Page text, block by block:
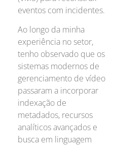
eventos com incidentes.
Ao longo da minha
experiência no setor,
tenho observado que os
sistemas modernos de
gerenciamento de vídeo
passaram a incorporar
indexação de
metadados, recursos
analíticos avançados e
busca em linguagem